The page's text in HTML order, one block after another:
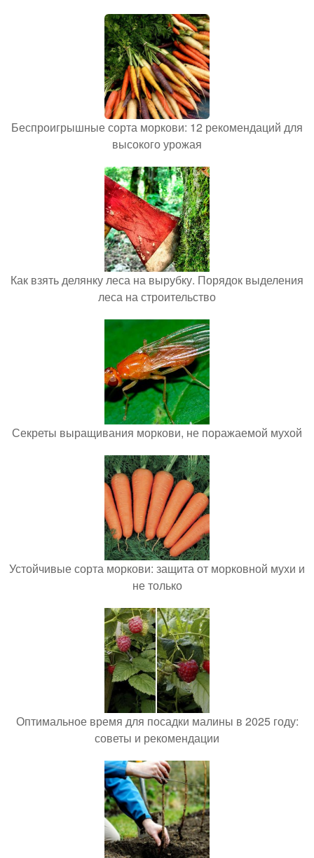
Беспроигрышные сорта моркови: 12 рекомендаций для
высокого урожая
Как взять делянку леса на вырубку. Порядок выделения
леса на строительство
Секреты выращивания моркови, не поражаемой мухой
Устойчивые сорта моркови: защита от морковной мухи и
не только
Оптимальное время для посадки малины в 2025 году:
советы и рекомендации